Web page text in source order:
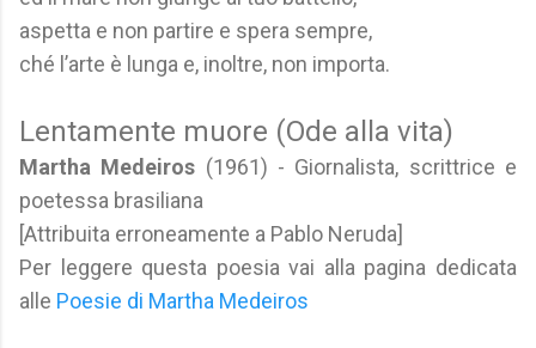
aspetta e non partire e spera sempre,
ché l’arte è lunga e, inoltre, non importa.
Lentamente muore (Ode alla vita)
Martha Medeiros (1961) - Giornalista, scrittrice e
poetessa brasiliana
[Attribuita erroneamente a Pablo Neruda]
Per leggere questa poesia vai alla pagina dedicata
alle Poesie di Martha Medeiros